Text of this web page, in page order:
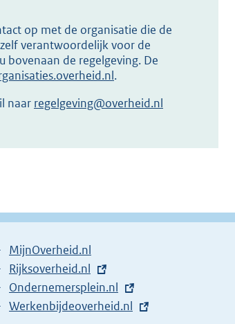
op met de organisatie die de
verantwoordelijk voor de
bovenaan de regelgeving. De
.
naar regelgeving@overheid.nl
MijnOverheid.nl
E
x
t
Rijksoverheid.nl
E
x
Ondernemersplein.nl
E
Werkenbijdeoverheid.nl